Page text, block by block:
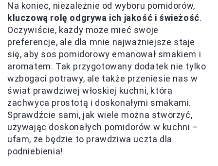
Na koniec, niezależnie od wyboru pomidorów,
kluczową rolę odgrywa ich jakość i świeżość.
Oczywiście, każdy może mieć swoje
preferencje, ale dla mnie najważniejsze staje
się, aby sos pomidorowy emanował smakiem i
aromatem. Tak przygotowany dodatek nie tylko
wzbogaci potrawy, ale także przeniesie nas w
świat prawdziwej włoskiej kuchni, która
zachwyca prostotą i doskonałymi smakami.
Sprawdźcie sami, jak wiele można stworzyć,
używając doskonałych pomidorów w kuchni –
ufam, że będzie to prawdziwa uczta dla
podniebienia!